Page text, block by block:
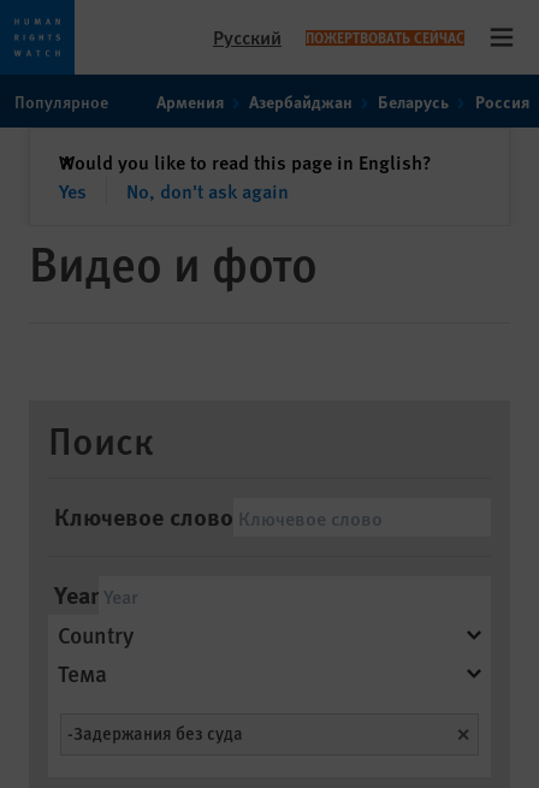
toto
content
Русский ПОЖЕРТВОВАТЬ СЕЙЧАС
Популярное Армения Азербайджан Беларусь Россия
Would you like to read this page in English?
Yes
No, don't ask again
✕закрыть
Видео и фото
Поиск
Ключевое слово
Year
Country
Тема
-Задержания без суда Unselect